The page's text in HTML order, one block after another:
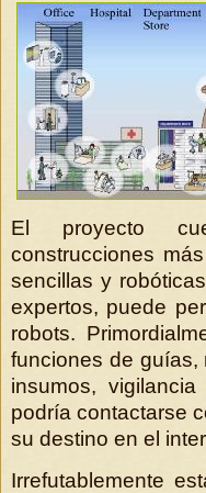
El proyecto
construcciones
sencillas y
expertos, puede
robots.
funciones de guías,
insumos,
podría contactarse
su destino en el
Irrefutablemente